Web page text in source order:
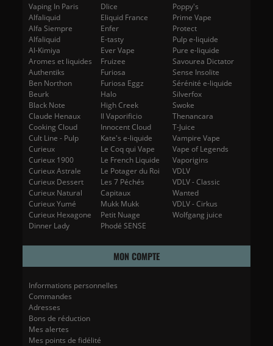
Vaping In Paris
Alfaliquid
Alfa Siempre
Alfaliquid
Al-Kimiya
Aromes et liquides
Authentiks
Ben Northon
Beurk
Black Note
Claude Henaux
Cooking Cloud
Cult Line - Pulp
Curieux
Curieux 1900
Curieux Astrale
Curieux Dessert
Curieux Natural
Curieux Yumé
Curieux Hexagone
Dinner Lady
Dlice
Eliquid France
Enfer
E-tasty
Ever Vape
Fruizee
Furiosa
Furiosa Eggz
Halo
High Creek
Il Vaporificio
Innocent Cloud
Kate's e-liquide
Le Coq qui Vape
Le French Liquide
Le Potager du Roi
Les 7 Péchés
Capitaux
Mukk Mukk
Petit Nuage
Phodé SENSE
Poppy's
Prime Vape
Protect
Pulp e-liquide
Pure e-liquide
Savourea Dictator
Sense Insolite
Sérénité e-liquide
Silverfox
Swoke
Thenancara
T-Juice
Vampire Vape
Vape of Legends
Vaporigins
VDLV
VDLV - Classic
Wanted
VDLV - Cirkus
Wolfgang juice
MON COMPTE
Informations personnelles
Commandes
Adresses
Bons de réduction
Mes alertes
Mes points de fidélité